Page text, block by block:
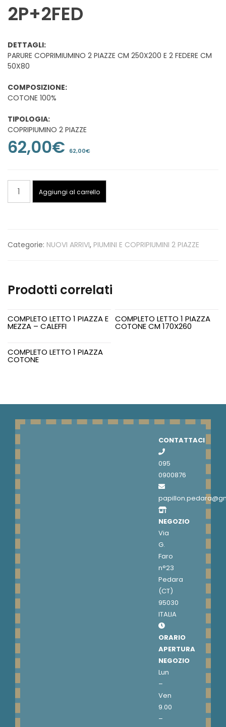
2P+2FED
DETTAGLI:
PARURE COPRIMIUMINO 2 PIAZZE CM 250X200 E 2 FEDERE CM
50X80
COMPOSIZIONE:
COTONE 100%
TIPOLOGIA:
COPRIPIUMINO 2 PIAZZE
62,00€ 62,00€
PARURE
COPRIMIUMINO
250X200
FEDERE
CM
quantità
Aggiungi al carrello
Categorie: NUOVI ARRIVI, PIUMINI E COPRIPIUMINI 2 PIAZZE
Prodotti correlati
COMPLETO LETTO 1 PIAZZA E
MEZZA – CALEFFI
COMPLETO LETTO 1 PIAZZA
COTONE CM 170X260
COMPLETO LETTO 1 PIAZZA
COTONE
CONTATTACI
095
0900876
NEGOZIO
Via
G.
Faro
n°23
Pedara
(CT)
95030
ITALIA
ORARIO
APERTURA
NEGOZIO
Lun
–
Ven
9.00
–